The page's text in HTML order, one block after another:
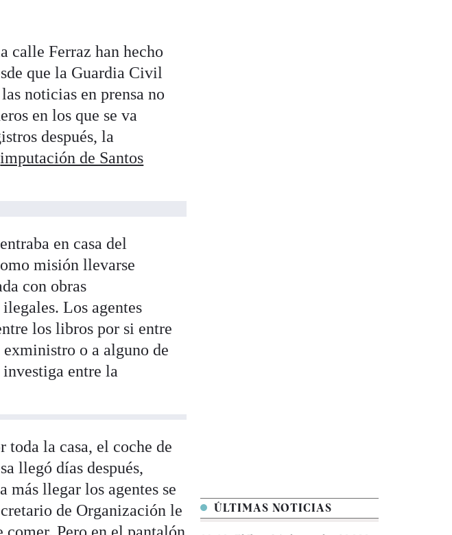
calle Ferraz han hecho
que la Guardia Civil
noticias en prensa no
en los que se va
después, la
imputación de Santos
en casa del
misión llevarse
con obras
Los agentes
los libros por si entre
o a alguno de
entre la
toda la casa, el coche de
llegó días después,
más llegar los agentes se
de Organización le
ÚLTIMAS NOTICIAS